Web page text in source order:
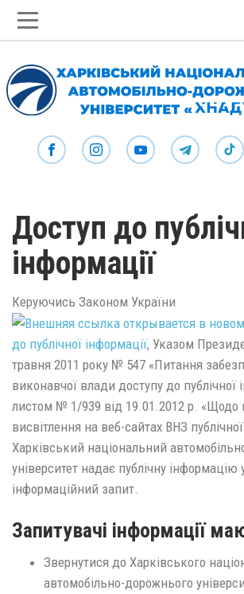
Доступ до
інформації
Керуючись Законом України
до публічної інформації, Указом
травня 2011 року № 547 «Питання
виконавчої влади доступу до публічної
листом № 1/939 від 19.01.2012 р. «Щодо
висвітлення на веб-сайтах ВНЗ
Харківський національний
університет надає публічну інформацію
інформаційний запит.
Запитувачі інформації
Звернутися до Харківського
автомобільно-дорожнього